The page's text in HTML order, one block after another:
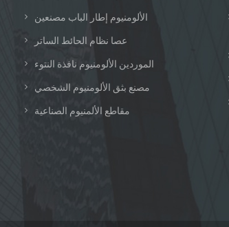
الألومنيوم إطار الباب مصنعين
عصا نظام الحائط الساتر
الموردين الألومنيوم نافذة النتوء
مصنع بثق الألومنيوم الشخصي
مقاطع الألمنيوم الصناعية